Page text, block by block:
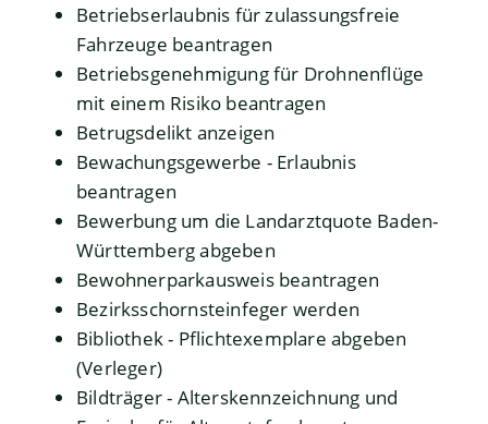
Betriebserlaubnis für zulassungsfreie
Fahrzeuge beantragen
Betriebsgenehmigung für Drohnenflüge
mit einem Risiko beantragen
Betrugsdelikt anzeigen
Bewachungsgewerbe - Erlaubnis
beantragen
Bewerbung um die Landarztquote Baden-
Württemberg abgeben
Bewohnerparkausweis beantragen
Bezirksschornsteinfeger werden
Bibliothek - Pflichtexemplare abgeben
(Verleger)
Bildträger - Alterskennzeichnung und